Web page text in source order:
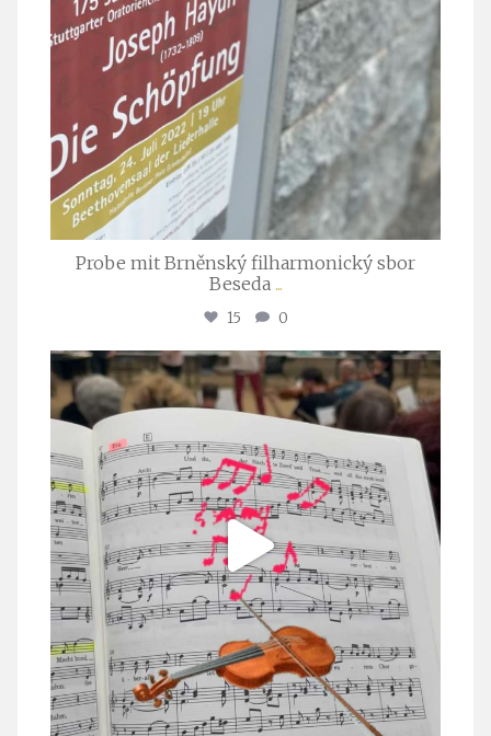
Probe mit Brněnský filharmonický sbor
Beseda ...
15 0
stuttgarter_oratorienchor
Juli 23